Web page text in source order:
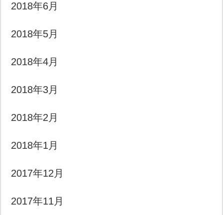
2018年6月
2018年5月
2018年4月
2018年3月
2018年2月
2018年1月
2017年12月
2017年11月